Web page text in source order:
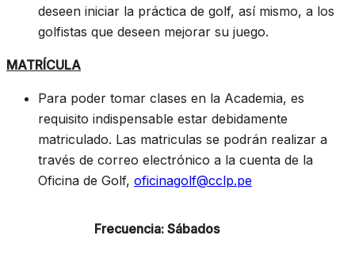
deseen iniciar la práctica de golf, así mismo, a los
golfistas que deseen mejorar su juego.
MATRÍCULA
Para poder tomar clases en la Academia, es
requisito indispensable estar debidamente
matriculado. Las matriculas se podrán realizar a
través de correo electrónico a la cuenta de la
Oficina de Golf, oficinagolf@cclp.pe
Frecuencia: Sábados